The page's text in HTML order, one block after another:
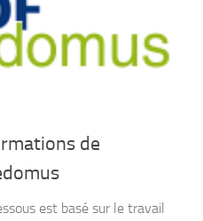
de
est basé sur le travail